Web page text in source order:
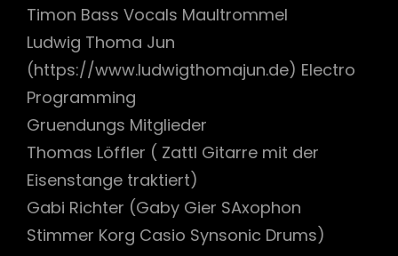
Timon Bass Vocals Maultrommel
Ludwig Thoma Jun
(https://www.ludwigthomajun.de) Electro
Programming
Gruendungs Mitglieder
Thomas Löffler ( Zattl Gitarre mit der
Eisenstange traktiert)
Gabi Richter (Gaby Gier SAxophon
Stimmer Korg Casio Synsonic Drums)